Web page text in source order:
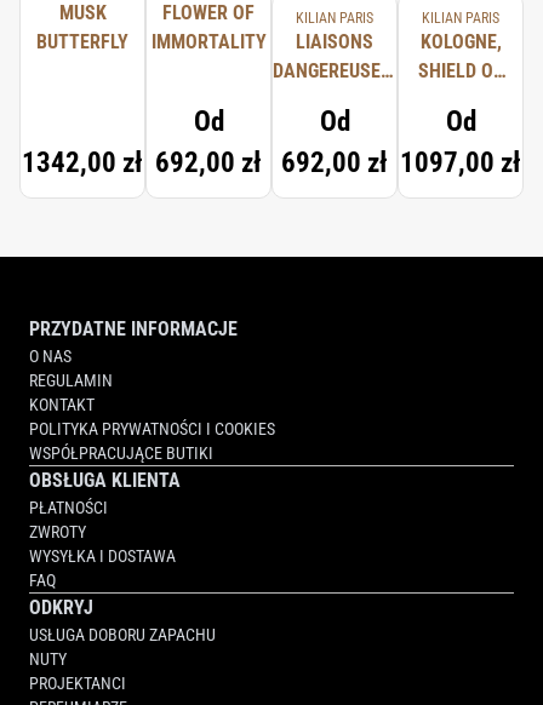
MUSK
BUTTERFLY
1342,00 zł
FLOWER OF
IMMORTALITY
Od
692,00 zł
KILIAN PARIS
LIAISONS
DANGEREUSES,
Od
692,00 zł
KILIAN PARIS
KOLOGNE,
SHIELD OF
Od
1097,00 zł
PRZYDATNE INFORMACJE
O NAS
REGULAMIN
KONTAKT
POLITYKA PRYWATNOŚCI I COOKIES
WSPÓŁPRACUJĄCE BUTIKI
OBSŁUGA KLIENTA
PŁATNOŚCI
ZWROTY
WYSYŁKA I DOSTAWA
FAQ
ODKRYJ
USŁUGA DOBORU ZAPACHU
NUTY
PROJEKTANCI